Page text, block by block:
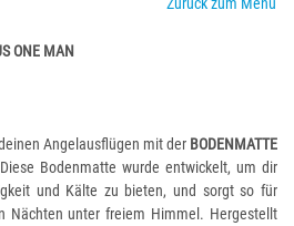
ONE MAN
Angelausflügen mit der BODENMATTE
Bodenmatte wurde entwickelt, um dir
und Kälte zu bieten, und sorgt so für
Nächten unter freiem Himmel. Hergestellt